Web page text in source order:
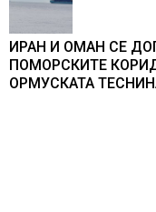
ИРАН И ОМАН СЕ
ПОМОРСКИТЕ
ОРМУСКАТА